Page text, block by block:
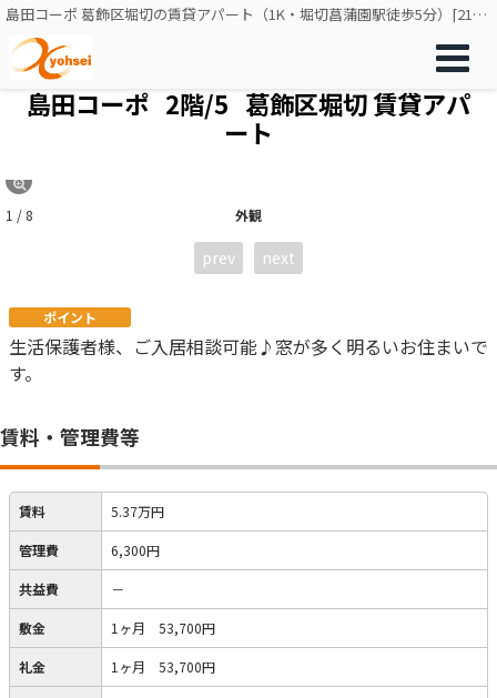
島田コーポ 葛飾区堀切の賃貸アパート（1K・堀切菖蒲園駅徒歩5分）[21106]
島田コーポ 2階/5 葛飾区堀切 賃貸アパ
ート
外観
1 / 8
prev next
ポイント
生活保護者様、ご入居相談可能♪窓が多く明るいお住まいで
す。
賃料・管理費等
賃料 5.37万円
管理費 6,300円
共益費 －
敷金 1ヶ月 53,700円
礼金 1ヶ月 53,700円